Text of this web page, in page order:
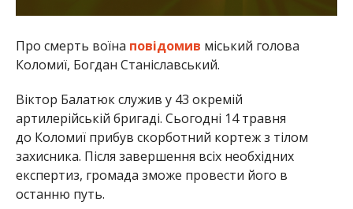
Про смерть воїна повідомив міський голова
Коломиї, Богдан Станіславський.
Віктор Балатюк служив у 43 окремій
артилерійській бригаді. Сьогодні 14 травня
до Коломиї прибув скорботний кортеж з тілом
захисника. Після завершення всіх необхідних
експертиз, громада зможе провести його в
останню путь.